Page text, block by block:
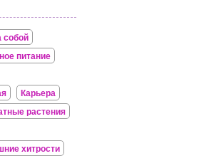
собой
питание
Карьера
растения
хитрости